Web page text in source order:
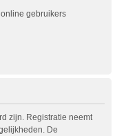
gebruikers
zijn. Registratie neemt
De